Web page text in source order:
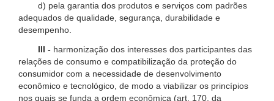
d) pela garantia dos produtos e serviços com padrões
adequados de qualidade, segurança, durabilidade e
desempenho.
III - harmonização dos interesses dos participantes das
relações de consumo e compatibilização da proteção do
consumidor com a necessidade de desenvolvimento
econômico e tecnológico, de modo a viabilizar os princípios
nos quais se funda a ordem econômica (art. 170, da